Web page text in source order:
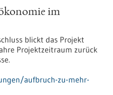
im
blickt das Projekt
Projektzeitraum zurück
aufbruch-zu-mehr-